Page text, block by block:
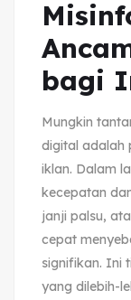
bagi
Mungkin
digital adalah
iklan. Dalam
kecepatan
janji palsu,
cepat
signifikan. Ini
yang dilebih-